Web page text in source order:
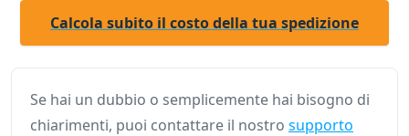
Calcola subito il costo della tua spedizione
Se hai un dubbio o semplicemente hai bisogno di
chiarimenti, puoi contattare il nostro supporto